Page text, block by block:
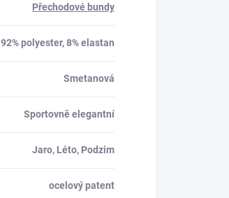
Přechodové bundy
92% polyester, 8% elastan
Smetanová
Sportovně elegantní
Jaro, Léto, Podzim
ocelový patent